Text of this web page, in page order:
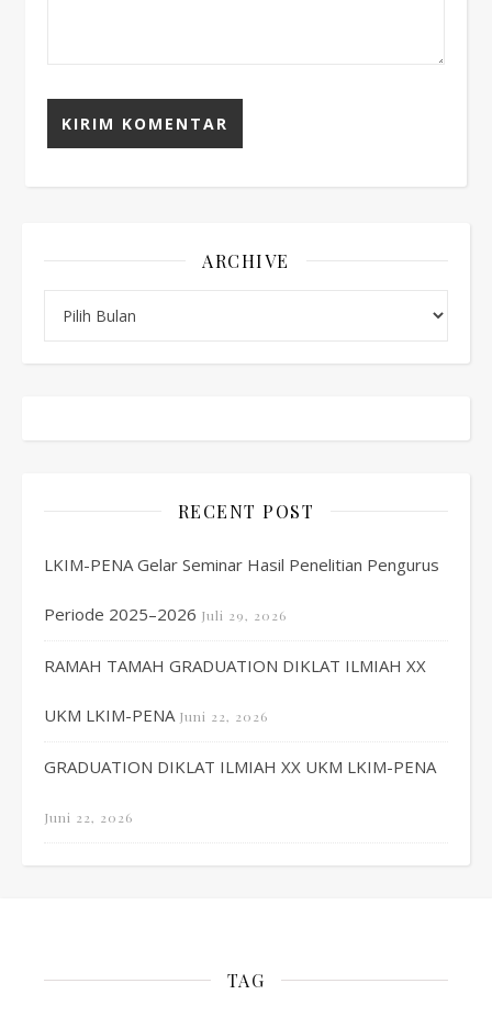
ARCHIVE
RECENT POST
LKIM-PENA Gelar Seminar Hasil Penelitian Pengurus
Periode 2025–2026 Juli 29, 2026
RAMAH TAMAH GRADUATION DIKLAT ILMIAH XX
UKM LKIM-PENA Juni 22, 2026
GRADUATION DIKLAT ILMIAH XX UKM LKIM-PENA
Juni 22, 2026
TAG